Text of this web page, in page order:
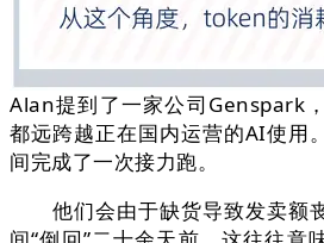
Alan提到了一家公司Genspark
都远跨越正在国内运营的AI使用
间完成了一次接力跑。
他们会由于缺货导致发卖额